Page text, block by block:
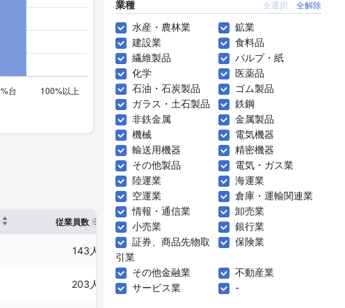
従業員数 ※1 臨時従業員数 確認した有報締日
143人 893人 2024年11月30日
203人 261人
業種 全選択 全解除
水産・農林業
鉱業
建設業
食料品
繊維製品
パルプ・紙
化学
医薬品
石油・石炭製品
ゴム製品
ガラス・土石製品
鉄鋼
非鉄金属
金属製品
機械
電気機器
輸送用機器
精密機器
その他製品
電気・ガス業
陸運業
海運業
空運業
倉庫・運輸関連業
情報・通信業
卸売業
小売業
銀行業
証券、商品先物取
引業
保険業
その他金融業
不動産業
サービス業
-